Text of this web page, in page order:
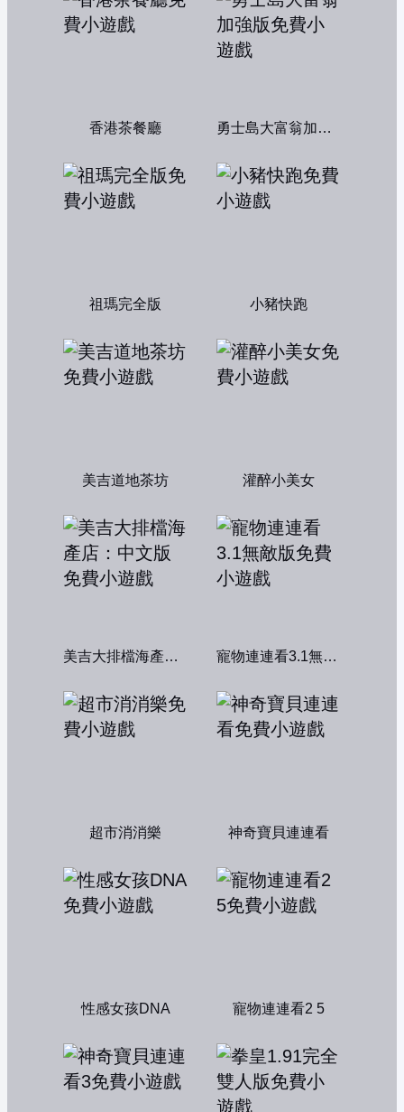
香港茶餐廳 勇士島大富翁加強版
祖瑪完全版 小豬快跑
美吉道地茶坊 灌醉小美女
美吉大排檔海產店：中文版 寵物連連看3.1無敵版
超市消消樂 神奇寶貝連連看
性感女孩DNA 寵物連連看2 5